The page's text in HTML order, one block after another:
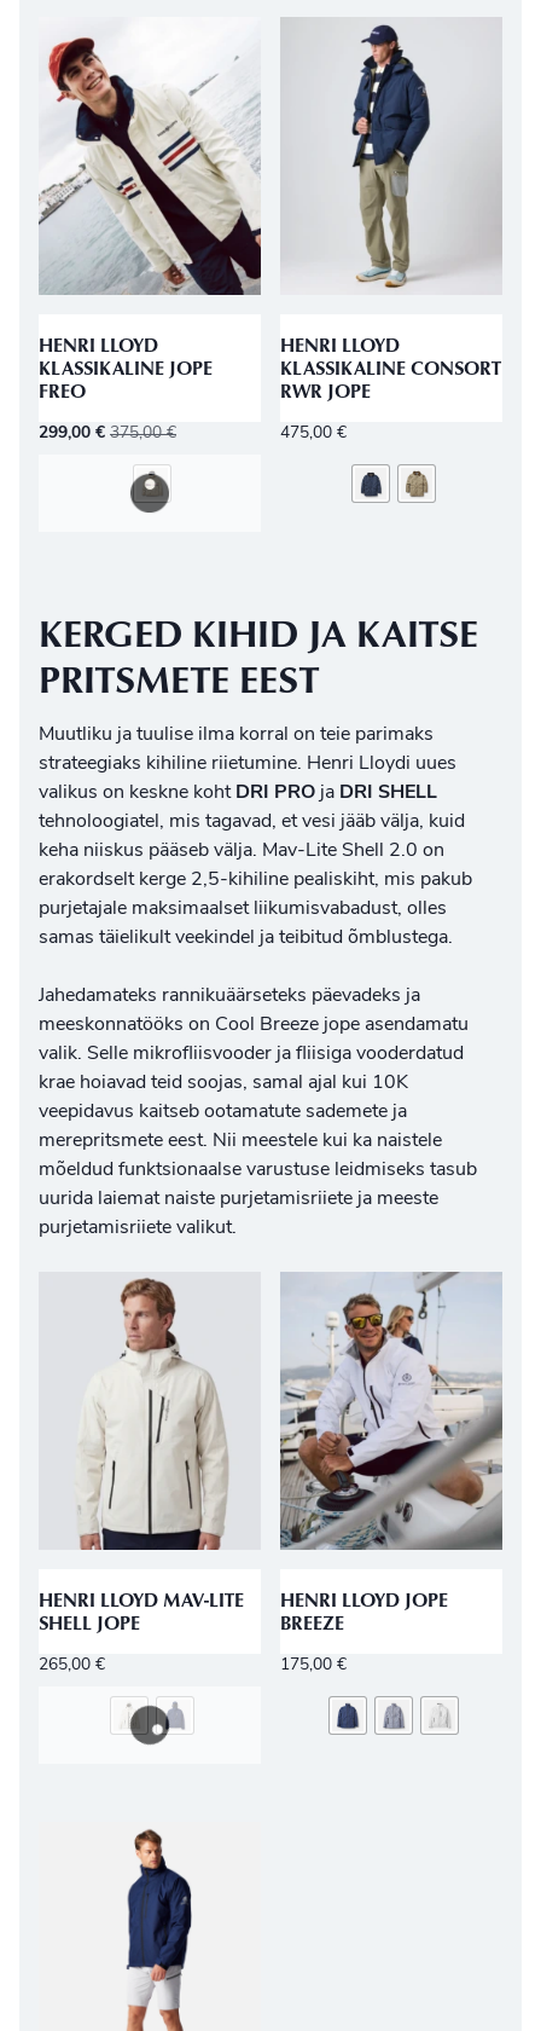
HENRI LLOYD
KLASSIKALINE JOPE
FREO
299,00 € 375,00€
HENRI LLOYD
KLASSIKALINE CONSORT
RWR JOPE
475,00 €
KERGED KIHID JA KAITSE
PRITSMETE EEST
Muutliku ja tuulise ilma korral on teie parimaks
strateegiaks kihiline riietumine. Henri Lloydi uues
valikus on keskne koht DRI PRO ja DRI SHELL
tehnoloogiatel, mis tagavad, et vesi jääb välja, kuid
keha niiskus pääseb välja. Mav-Lite Shell 2.0 on
erakordselt kerge 2,5-kihiline pealiskiht, mis pakub
purjetajale maksimaalset liikumisvabadust, olles
samas täielikult veekindel ja teibitud õmblustega.
Jahedamateks rannikuäärseteks päevadeks ja
meeskonnatööks on Cool Breeze jope asendamatu
valik. Selle mikrofliisvooder ja fliisiga vooderdatud
krae hoiavad teid soojas, samal ajal kui 10K
veepidavus kaitseb ootamatute sademete ja
merepritsmete eest. Nii meestele kui ka naistele
mõeldud funktsionaalse varustuse leidmiseks tasub
uurida laiemat naiste purjetamisriiete ja meeste
purjetamisriiete valikut.
HENRI LLOYD MAV-LITE
SHELL JOPE
265,00 €
HENRI LLOYD JOPE
BREEZE
175,00 €